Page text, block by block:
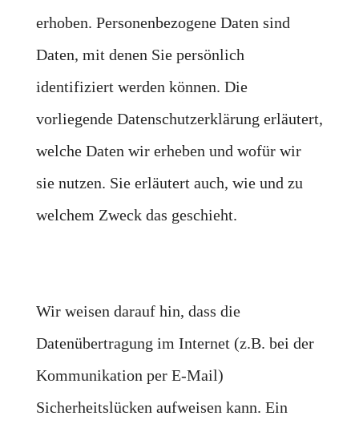
erhoben. Personenbezogene Daten sind
Daten, mit denen Sie persönlich
identifiziert werden können. Die
vorliegende Datenschutzerklärung erläutert,
welche Daten wir erheben und wofür wir
sie nutzen. Sie erläutert auch, wie und zu
welchem Zweck das geschieht.
Wir weisen darauf hin, dass die
Datenübertragung im Internet (z.B. bei der
Kommunikation per E-Mail)
Sicherheitslücken aufweisen kann. Ein